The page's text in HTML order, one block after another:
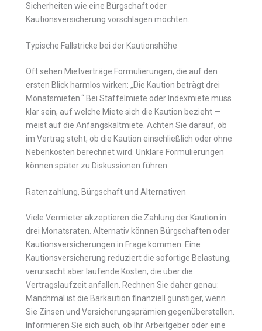
Sicherheiten wie eine Bürgschaft oder
Kautionsversicherung vorschlagen möchten.
Typische Fallstricke bei der Kautionshöhe
Oft sehen Mietverträge Formulierungen, die auf den
ersten Blick harmlos wirken: „Die Kaution beträgt drei
Monatsmieten.“ Bei Staffelmiete oder Indexmiete muss
klar sein, auf welche Miete sich die Kaution bezieht —
meist auf die Anfangskaltmiete. Achten Sie darauf, ob
im Vertrag steht, ob die Kaution einschließlich oder ohne
Nebenkosten berechnet wird. Unklare Formulierungen
können später zu Diskussionen führen.
Ratenzahlung, Bürgschaft und Alternativen
Viele Vermieter akzeptieren die Zahlung der Kaution in
drei Monatsraten. Alternativ können Bürgschaften oder
Kautionsversicherungen in Frage kommen. Eine
Kautionsversicherung reduziert die sofortige Belastung,
verursacht aber laufende Kosten, die über die
Vertragslaufzeit anfallen. Rechnen Sie daher genau:
Manchmal ist die Barkaution finanziell günstiger, wenn
Sie Zinsen und Versicherungsprämien gegenüberstellen.
Informieren Sie sich auch, ob Ihr Arbeitgeber oder eine